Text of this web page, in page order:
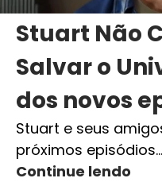
Stuart Não
Salvar o
dos novos
Stuart e seus
próximos episódios…
Continue lendo